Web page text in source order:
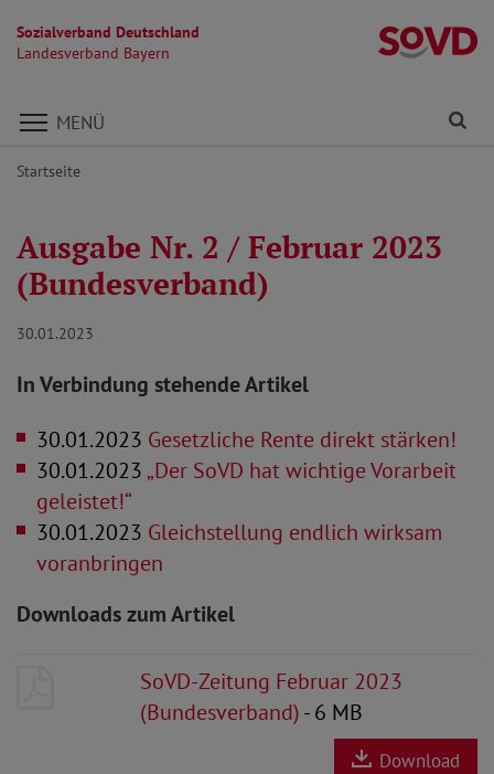
Sozialverband Deutschland
Landesverband Bayern
Direkt zu den Inhalten springen
MENÜ
Startseite
Ausgabe Nr. 2 / Februar 2023
(Bundesverband)
30.01.2023
In Verbindung stehende Artikel
30.01.2023 Gesetzliche Rente direkt stärken!
30.01.2023 „Der SoVD hat wichtige Vorarbeit
geleistet!“
30.01.2023 Gleichstellung endlich wirksam
voranbringen
Downloads zum Artikel
SoVD-Zeitung Februar 2023
(Bundesverband)- 6 MB
Download